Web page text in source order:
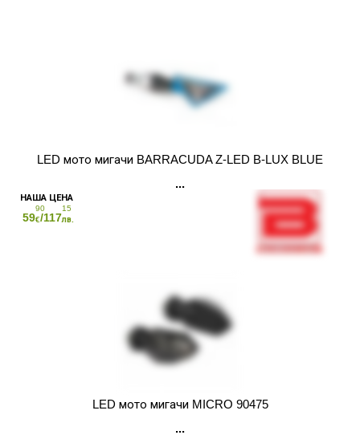
LED мото мигачи BARRACUDA Z-LED B-LUX BLUE
59
90
€/117
15
лв.
LED мото мигачи MICRO 90475